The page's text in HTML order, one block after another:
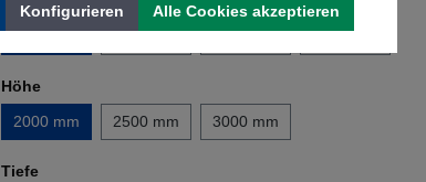
1350 mm
1800 mm 2200 mm 2700 mm
Höhe
2000 mm
2500 mm 3000 mm
Tiefe
Konfigurieren Alle Cookies akzeptieren